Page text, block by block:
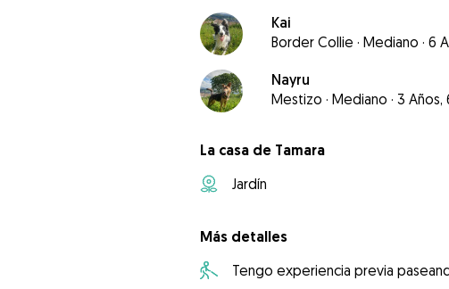
Kai
Border Collie · Mediano · 6
Nayru
Mestizo · Mediano · 3 Años,
La casa de Tamara
Jardín
Más detalles
Tengo experiencia previa